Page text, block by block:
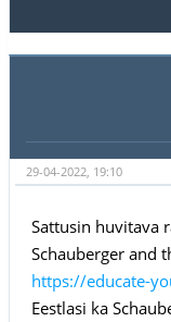
29-04-2022, 19:10
Sattusin huvitava
Schauberger and
https://educate-
Eestlasi ka